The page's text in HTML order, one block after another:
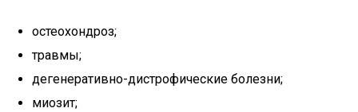
остеохондроз;
травмы;
дегенеративно-дистрофические болезни;
миозит;